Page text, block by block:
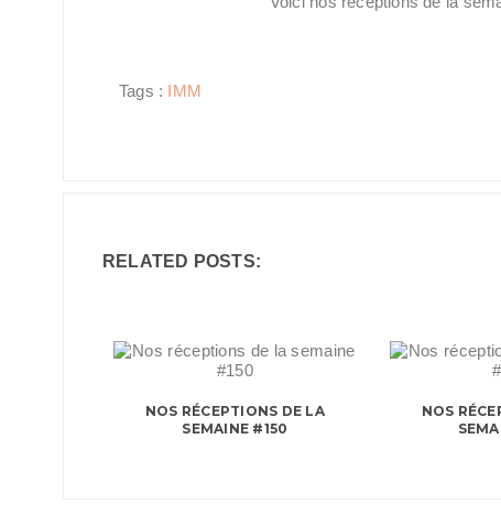
Tags : IMM
RELATED POSTS:
NOS RÉCEPTIONS DE LA
SEMAINE #150
NOS